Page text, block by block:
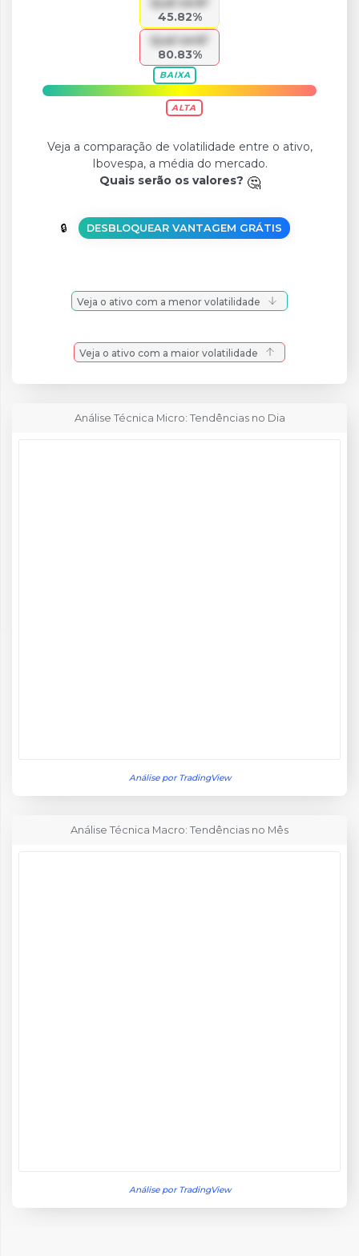
45.82%
Qual será?
80.83%
BAIXA
ALTA
Veja a comparação de volatilidade entre o ativo,
Ibovespa, a média do mercado.
Quais serão os valores?
DESBLOQUEAR VANTAGEM GRÁTIS
Veja o ativo com a menor volatilidade
Veja o ativo com a maior volatilidade
Análise Técnica Micro: Tendências no Dia
Análise por TradingView
Análise Técnica Macro: Tendências no Mês
Análise por TradingView